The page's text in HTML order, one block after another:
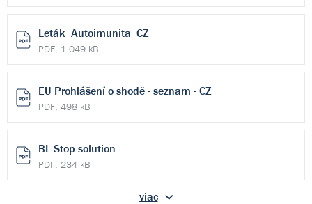
Leták_Autoimunita_CZ
PDF, 1 049 kB
EU Prohlášení o shodě - seznam - CZ
PDF, 498 kB
BL Stop solution
PDF, 234 kB
viac